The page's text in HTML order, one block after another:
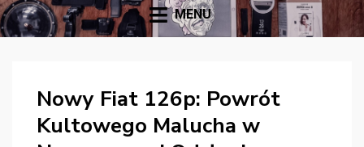
MENU
Nowy Fiat 126p: Powrót
Kultowego Malucha w